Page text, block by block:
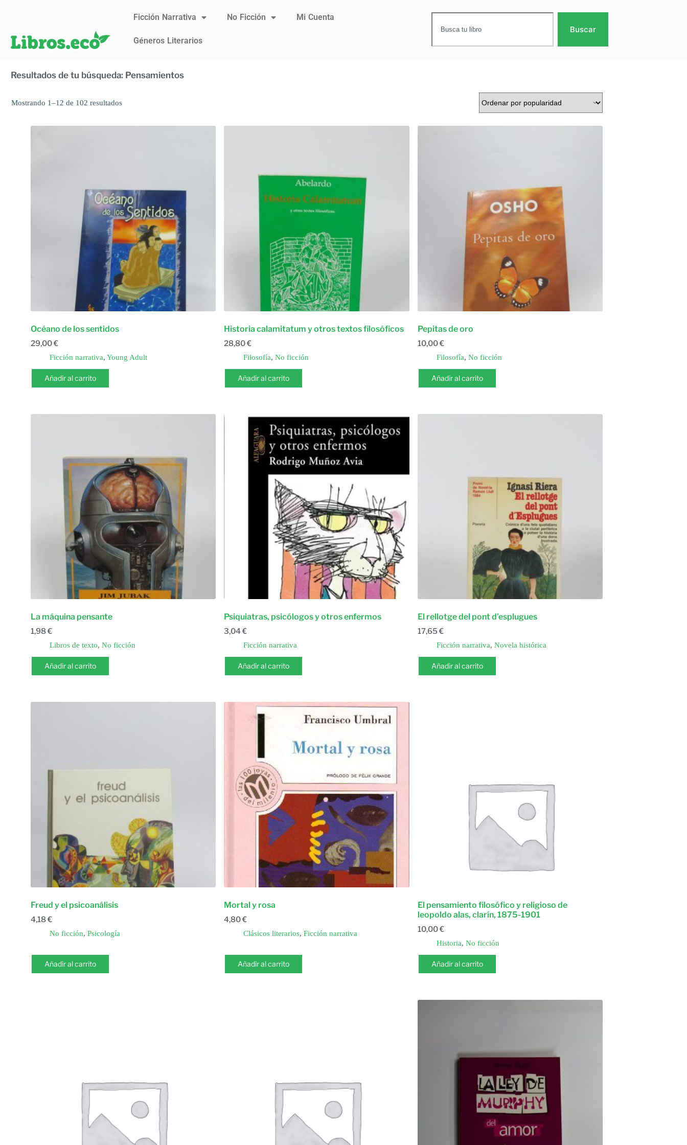
Ficción Narrativa No Ficción Mi Cuenta
Géneros Literarios
Buscar
Resultados de tu búsqueda: Pensamientos
Mostrando 1–12 de 102 resultados
Océano de los sentidos
29,00€
Ficción narrativa, Young Adult
Añadir al carrito
Historia calamitatum y otros textos filosóficos
28,80€
Filosofía, No ficción
Añadir al carrito
Pepitas de oro
10,00€
Filosofía, No ficción
Añadir al carrito
La máquina pensante
1,98€
Libros de texto, No ficción
Añadir al carrito
Psiquiatras, psicólogos y otros enfermos
3,04€
Ficción narrativa
Añadir al carrito
El rellotge del pont d’esplugues
17,65 €
Ficción narrativa, Novela histórica
Añadir al carrito
Freud y el psicoanálisis
4,18€
No ficción, Psicología
Añadir al carrito
Mortal y rosa
4,80€
Clásicos literarios, Ficción narrativa
Añadir al carrito
El pensamiento filosófico y religioso de
leopoldo alas, clarín, 1875-1901
10,00€
Historia, No ficción
Añadir al carrito